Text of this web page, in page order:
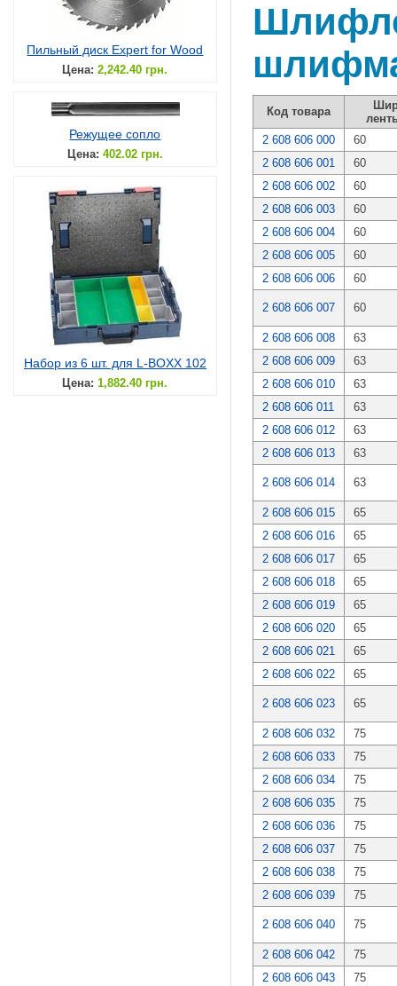
Пильный диск Expert for Wood
Цена: 2,242.40 грн.
Режущее сопло
Цена: 402.02 грн.
Набор из 6 шт. для L-BOXX 102
Цена: 1,882.40 грн.
Код товара
2 608 606 000
60
2 608 606 001
60
2 608 606 002
60
2 608 606 003
60
2 608 606 004
60
2 608 606 005
60
2 608 606 006
60
2 608 606 007 60
2 608 606 008
63
2 608 606 009
63
2 608 606 010
63
2 608 606 011
63
2 608 606 012
63
2 608 606 013
63
2 608 606 014 63
2 608 606 015
65
2 608 606 016
65
2 608 606 017
65
2 608 606 018
65
2 608 606 019
65
2 608 606 020
65
2 608 606 021
65
2 608 606 022
65
2 608 606 023 65
2 608 606 032
75
2 608 606 033
75
2 608 606 034
75
2 608 606 035
75
2 608 606 036
75
2 608 606 037
75
2 608 606 038
75
2 608 606 039
75
2 608 606 040 75
2 608 606 042
75
2 608 606 043
75